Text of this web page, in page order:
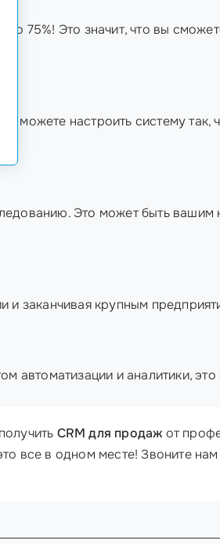
75%! Это значит, что вы
можете настроить систему так,
Это может быть
и заканчивая крупным
автоматизации и аналитики,
CRM для продаж от
все в одном месте! Звоните